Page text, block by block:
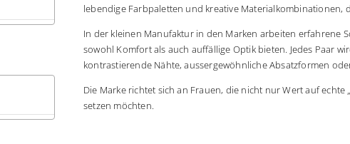
lebendige Farbpaletten und kreative Materialkombinationen,
In der kleinen Manufaktur in den Marken arbeiten erfahrene
sowohl Komfort als auch auffällige Optik bieten. Jedes Paar
kontrastierende Nähte, aussergewöhnliche Absatzformen
Die Marke richtet sich an Frauen, die nicht nur Wert auf
setzen möchten.